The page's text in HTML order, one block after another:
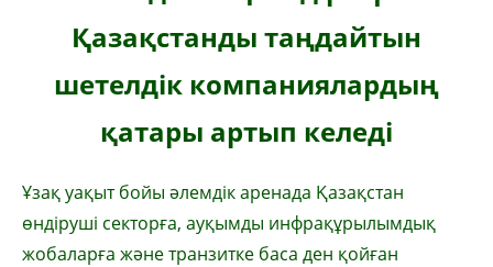
Қазақстанды таңдайтын
шетелдік компаниялардың
қатары артып келеді
Ұзақ уақыт бойы әлемдік аренада Қазақстан
өндіруші секторға, ауқымды инфрақұрылымдық
жобаларға және транзитке баса ден қойған